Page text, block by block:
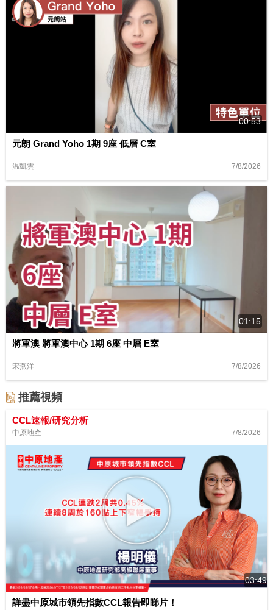
00:53
元朗 Grand Yoho 1期 9座 低層 C室
温凱雲 7/8/2026
01:15
將軍澳 將軍澳中心 1期 6座 中層 E室
宋燕洋 7/8/2026
推薦視頻
CCL速報/研究分析
中原地產 7/8/2026
03:49
詳盡中原城市領先指數CCL報告即睇片！